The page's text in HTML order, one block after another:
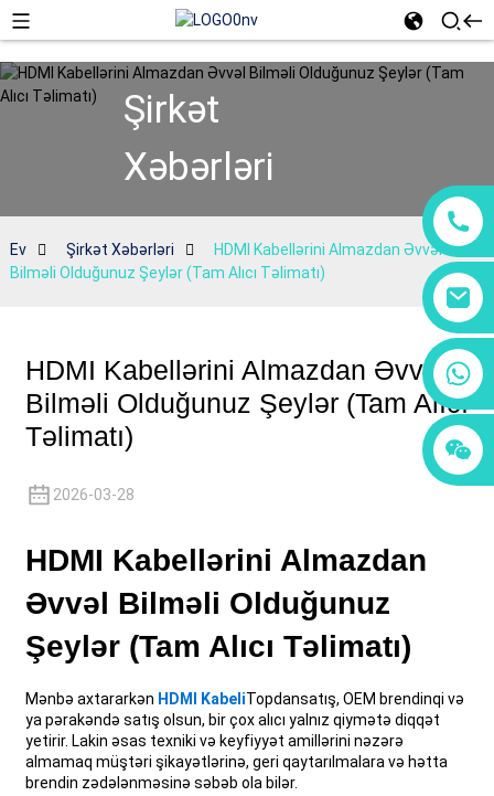
+86 18760065206
Şirkət
Xəbərləri
Ev Şirkət Xəbərləri
HDMI Kabellərini Almazdan Əvvəl
Bilməli Olduğunuz Şeylər (Tam Alıcı Təlimatı)
HDMI Kabellərini Almazdan Əvvəl
Bilməli Olduğunuz Şeylər (Tam Alıcı
Təlimatı)
2026-03-28
HDMI Kabellərini Almazdan
Əvvəl Bilməli Olduğunuz
Şeylər (Tam Alıcı Təlimatı)
Mənbə axtararkən HDMI KabeliTopdansatış, OEM brendinqi və
ya pərakəndə satış olsun, bir çox alıcı yalnız qiymətə diqqət
yetirir. Lakin əsas texniki və keyfiyyət amillərini nəzərə
almamaq müştəri şikayətlərinə, geri qaytarılmalara və hətta
brendin zədələnməsinə səbəb ola bilər.